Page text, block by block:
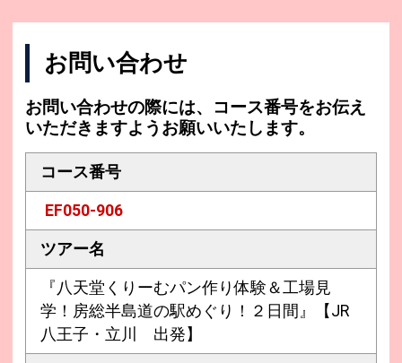
お問い合わせ
お問い合わせの際には、コース番号をお伝え
いただきますようお願いいたします。
コース番号
EF050-906
ツアー名
『八天堂くりーむパン作り体験＆工場見
学！房総半島道の駅めぐり！２日間』【JR
八王子・立川 出発】